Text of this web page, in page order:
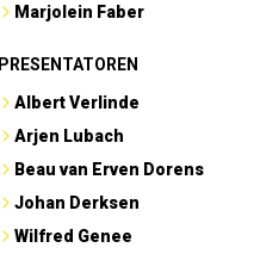
Marjolein Faber
PRESENTATOREN
Albert Verlinde
Arjen Lubach
Beau van Erven Dorens
Johan Derksen
Wilfred Genee